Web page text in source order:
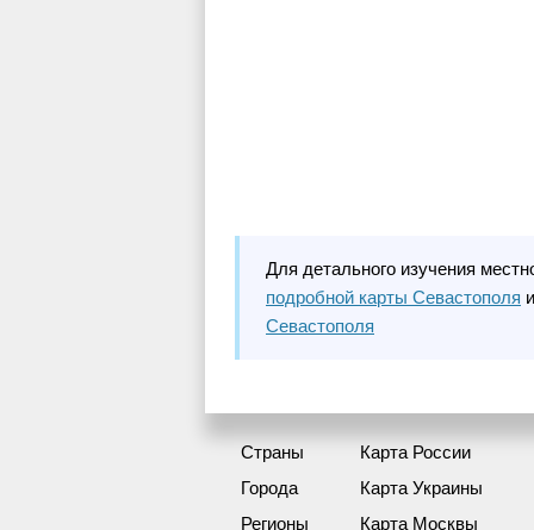
Для детального изучения
подробной карты Севастополя
Севастополя
Страны
Города
Регионы
Карта России
Карта Украины
Карта Москвы